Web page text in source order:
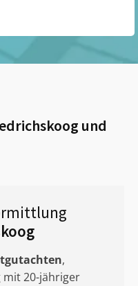
und
,
mit 20-jähriger